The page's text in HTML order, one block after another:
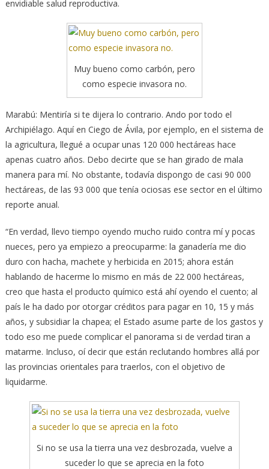
envidiable salud reproductiva.
Muy bueno como carbón, pero
como especie invasora no.
Marabú: Mentiría si te dijera lo contrario. Ando por todo el
Archipiélago. Aquí en Ciego de Ávila, por ejemplo, en el sistema de
la agricultura, llegué a ocupar unas 120 000 hectáreas hace
apenas cuatro años. Debo decirte que se han girado de mala
manera para mí. No obstante, todavía dispongo de casi 90 000
hectáreas, de las 93 000 que tenía ociosas ese sector en el último
reporte anual.
“En verdad, llevo tiempo oyendo mucho ruido contra mí y pocas
nueces, pero ya empiezo a preocuparme: la ganadería me dio
duro con hacha, machete y herbicida en 2015; ahora están
hablando de hacerme lo mismo en más de 22 000 hectáreas,
creo que hasta el producto químico está ahí oyendo el cuento; al
país le ha dado por otorgar créditos para pagar en 10, 15 y más
años, y subsidiar la chapea; el Estado asume parte de los gastos y
todo eso me puede complicar el panorama si de verdad tiran a
matarme. Incluso, oí decir que están reclutando hombres allá por
las provincias orientales para traerlos, con el objetivo de
liquidarme.
Si no se usa la tierra una vez desbrozada, vuelve a
suceder lo que se aprecia en la foto